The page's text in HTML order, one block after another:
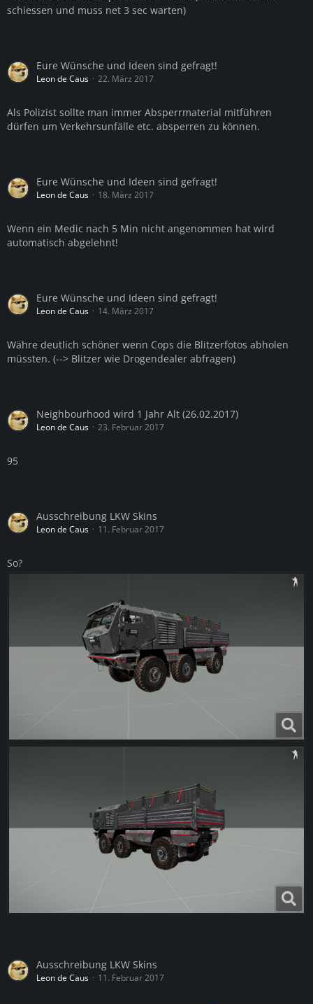
schiessen und muss net 3 sec warten)
Eure Wünsche und Ideen sind gefragt!
Leon de Caus 22. März 2017
Als Polizist sollte man immer Absperrmaterial mitführen
dürfen um Verkehrsunfälle etc. absperren zu können.
Eure Wünsche und Ideen sind gefragt!
Leon de Caus 18. März 2017
Wenn ein Medic nach 5 Min nicht angenommen hat wird
automatisch abgelehnt!
Eure Wünsche und Ideen sind gefragt!
Leon de Caus 14. März 2017
Währe deutlich schöner wenn Cops die Blitzerfotos abholen
müssten. (--> Blitzer wie Drogendealer abfragen)
Neighbourhood wird 1 Jahr Alt (26.02.2017)
Leon de Caus 23. Februar 2017
95
Ausschreibung LKW Skins
Leon de Caus 11. Februar 2017
So?
Ausschreibung LKW Skins
Leon de Caus 11. Februar 2017